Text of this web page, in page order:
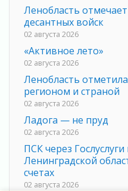
Ленобласть
десантных войск
02 августа 2026
«Активное лето»
02 августа 2026
Ленобласть
регионом и страной
02 августа 2026
Ладога — не пруд
02 августа 2026
ПСК через
Ленинградской
счетах
02 августа 2026